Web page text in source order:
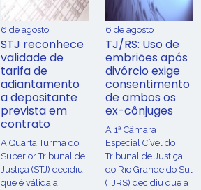
6 de agosto
STJ reconhece
validade de
tarifa de
adiantamento
a depositante
prevista em
contrato
A Quarta Turma do
Superior Tribunal de
Justiça (STJ) decidiu
que é válida a
6 de agosto
TJ/RS: Uso de
embriões após
divórcio exige
consentimento
de ambos os
ex-cônjuges
A 1ª Câmara
Especial Cível do
Tribunal de Justiça
do Rio Grande do Sul
(TJRS) decidiu que a